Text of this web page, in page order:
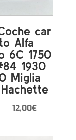
car
Alfa
6C 1750
1930
Miglia
El
original
12,00€El
actual